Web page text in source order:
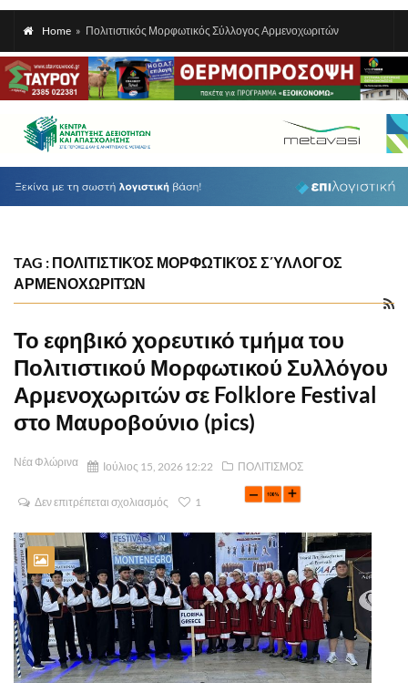
Home » Πολιτιστικός Μορφωτικός Σύλλογος Αρμενοχωριτών
TAG : ΠΟΛΙΤΙΣΤΙΚΌΣ ΜΟΡΦΩΤΙΚΌΣ ΣΎΛΛΟΓΟΣ
ΑΡΜΕΝΟΧΩΡΙΤΏΝ
Το εφηβικό χορευτικό τμήμα του
Πολιτιστικού Μορφωτικού Συλλόγου
Αρμενοχωριτών σε Folklore Festival
στο Μαυροβούνιο (pics)
Νέα Φλώρινα Ιούλιος 15, 2026 12:22 ΠΟΛΙΤΙΣΜΟΣ
Δεν επιτρέπεται σχολιασμός 1